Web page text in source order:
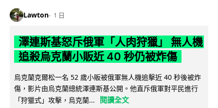
Lawton 1 日
澤連斯基怒斥俄軍「人肉狩獵」 無人機
追殺烏克蘭小販近 40 秒仍被炸傷
烏克蘭克爾松一名 52 歲小販被俄軍無人機追擊近 40 秒後被炸
傷，影片由烏克蘭總統澤連斯基公開。他直斥俄軍對平民進行
「狩獵式」攻擊，烏克蘭...
閱讀全文